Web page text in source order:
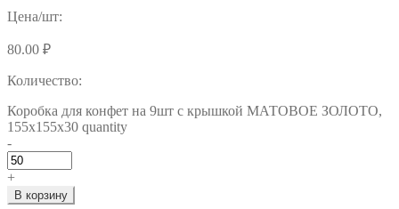
Цена/шт:
80.00 ₽
Количество:
Коробка для конфет на 9шт с крышкой МАТОВОЕ ЗОЛОТО,
155х155х30 quantity
-
+
В корзину